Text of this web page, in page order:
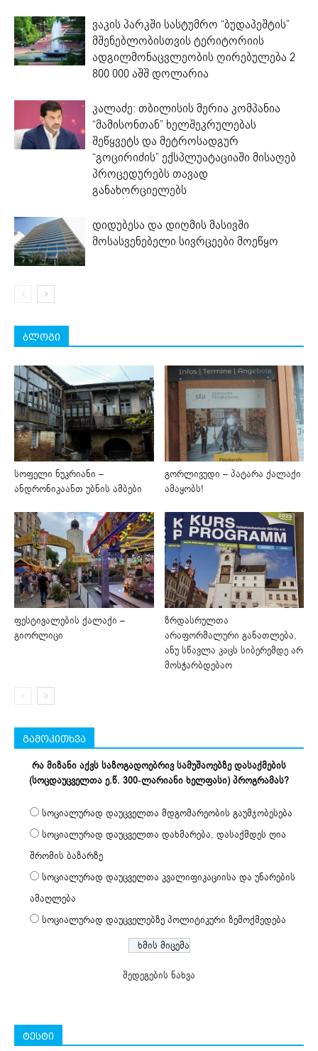
ვაკის პარკში სასტუმრო “ბუდაპეშტის”
მშენებლობისთვის ტერიტორიის
ადგილმონაცვლეობის ღირებულება 2
800 000 აშშ დოლარია
კალაძე: თბილისის მერია კომპანია
“მამისონთან” ხელშეკრულებას
შეწყვეტს და მეტროსადგურ
“გოცირიძის” ექსპლუატაციაში მისაღებ
პროცედურებს თავად
განახორციელებს
დიდუბესა და დიღმის მასივში
მოსასვენებელი სივრცეები მოეწყო
ბლოგი
სოფელი ნუკრიანი –
ანდრონიკაანთ უბნის ამბები
გორლივუდი – პატარა ქალაქი
ამაყობს!
ფესტივალების ქალაქი –
გიორლიცი
ზრდასრულთა
არაფორმალური განათლება,
ანუ სწავლა კაცს სიბერემდე არ
მოსჭარბდებაო
გამოკითხვა
რა მიზანი აქვს საზოგადოებრივ სამუშაოებზე დასაქმების
(სოცდაუცველთა ე.წ. 300-ლარიანი ხელფასი) პროგრამას?
სოციალურად დაუცველთა მდგომარეობის გაუმჯობესება
სოციალურად დაუცველთა დახმარება, დასაქმდეს ღია
შრომის ბაზარზე
სოციალურად დაუცველთა კვალიფიკაციისა და უნარების
ამაღლება
სოციალურად დაუცველებზე პოლიტიკური ზემოქმედება
შედეგების ნახვა
ტესტი